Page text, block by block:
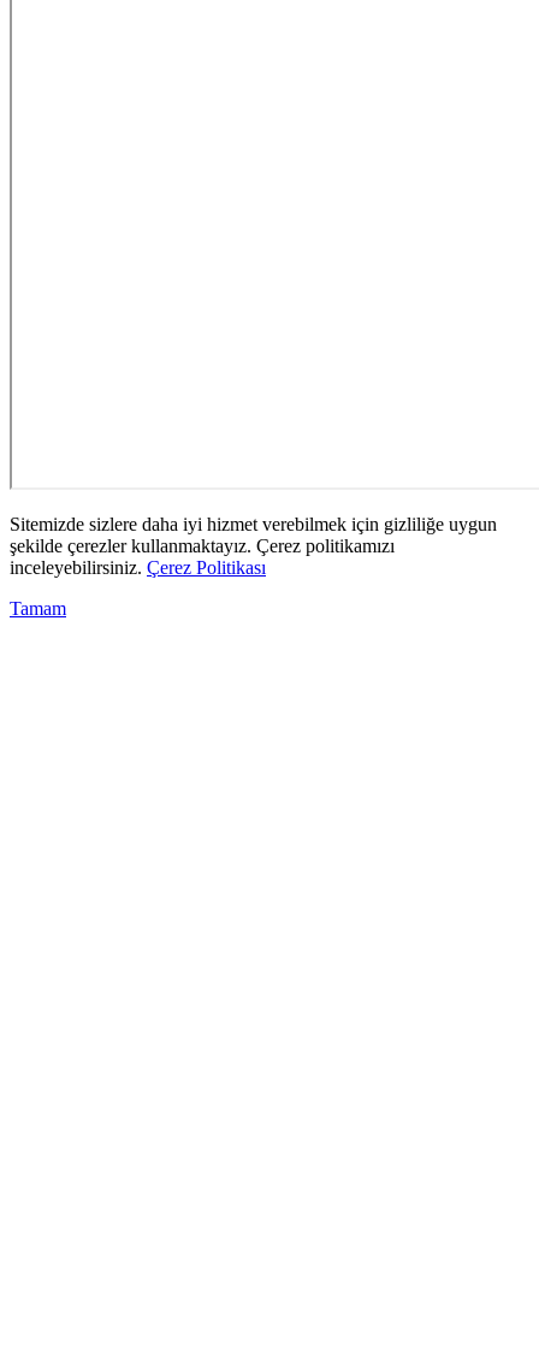
Sitemizde sizlere daha iyi hizmet verebilmek için gizliliğe uygun
şekilde çerezler kullanmaktayız. Çerez politikamızı
inceleyebilirsiniz. Çerez Politikası
Tamam